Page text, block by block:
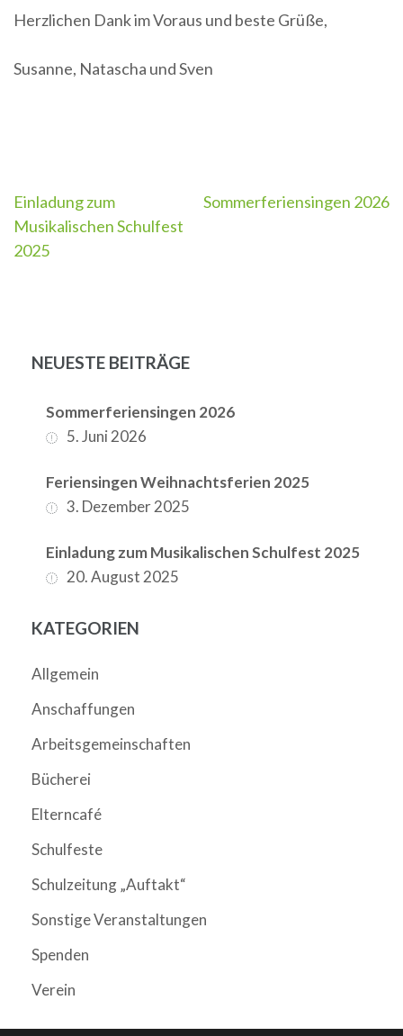
Herzlichen Dank im Voraus und beste Grüße,
Susanne, Natascha und Sven
Beitragsnavigation
Einladung zum
Musikalischen Schulfest
2025
Sommerferiensingen 2026
NEUESTE BEITRÄGE
Sommerferiensingen 2026
5. Juni 2026
Feriensingen Weihnachtsferien 2025
3. Dezember 2025
Einladung zum Musikalischen Schulfest 2025
20. August 2025
KATEGORIEN
Allgemein
Anschaffungen
Arbeitsgemeinschaften
Bücherei
Elterncafé
Schulfeste
Schulzeitung „Auftakt“
Sonstige Veranstaltungen
Spenden
Verein